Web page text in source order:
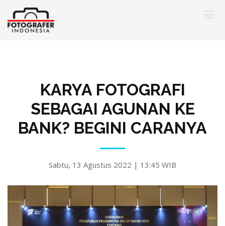
KARYA FOTOGRAFI
SEBAGAI AGUNAN KE
BANK? BEGINI CARANYA
Sabtu, 13 Agustus 2022 | 13:45 WIB